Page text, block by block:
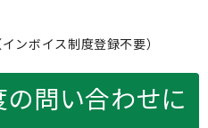
ンボイス制度登録不要）
問い合わせに